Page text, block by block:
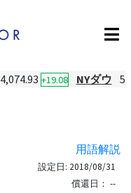
4,074.93 +19.08 NYダウ
用語解説
設定日: 2018/08/31
償還日： --